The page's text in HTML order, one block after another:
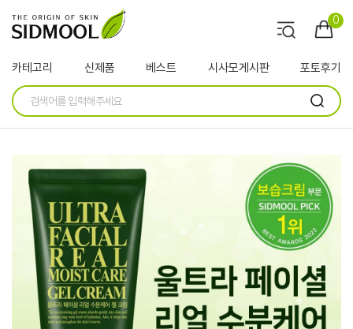
0
카테고리 신제품 베스트 시사모게시판 포토후기